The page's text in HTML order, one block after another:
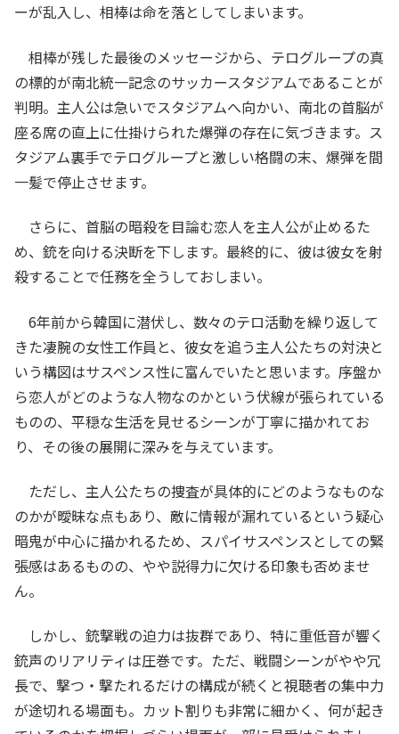
ーが乱入し、相棒は命を落としてしまいます。
相棒が残した最後のメッセージから、テログループの真
の標的が南北統一記念のサッカースタジアムであることが
判明。主人公は急いでスタジアムへ向かい、南北の首脳が
座る席の直上に仕掛けられた爆弾の存在に気づきます。ス
タジアム裏手でテログループと激しい格闘の末、爆弾を間
一髪で停止させます。
さらに、首脳の暗殺を目論む恋人を主人公が止めるた
め、銃を向ける決断を下します。最終的に、彼は彼女を射
殺することで任務を全うしておしまい。
6年前から韓国に潜伏し、数々のテロ活動を繰り返して
きた凄腕の女性工作員と、彼女を追う主人公たちの対決と
いう構図はサスペンス性に富んでいたと思います。序盤か
ら恋人がどのような人物なのかという伏線が張られている
ものの、平穏な生活を見せるシーンが丁寧に描かれてお
り、その後の展開に深みを与えています。
ただし、主人公たちの捜査が具体的にどのようなものな
のかが曖昧な点もあり、敵に情報が漏れているという疑心
暗鬼が中心に描かれるため、スパイサスペンスとしての緊
張感はあるものの、やや説得力に欠ける印象も否めませ
ん。
しかし、銃撃戦の迫力は抜群であり、特に重低音が響く
銃声のリアリティは圧巻です。ただ、戦闘シーンがやや冗
長で、撃つ・撃たれるだけの構成が続くと視聴者の集中力
が途切れる場面も。カット割りも非常に細かく、何が起き